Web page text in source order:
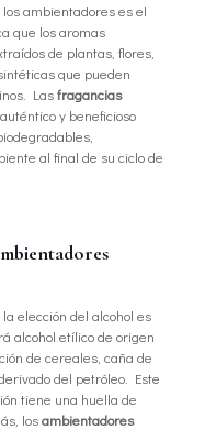
ambientadores es el
que los aromas
de plantas, flores,
que pueden
Lasfragancias
y beneficioso
al final de su ciclo de
la elección del alcohol es
alcohol etílico de origen
de cereales, caña de
del petróleo. Este
tiene una huella de
losambientadores